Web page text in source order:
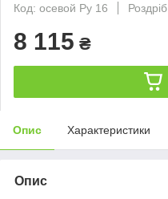
Код: осевой Ру 16
Роздріб
8 115 ₴
Опис Характеристики
Опис